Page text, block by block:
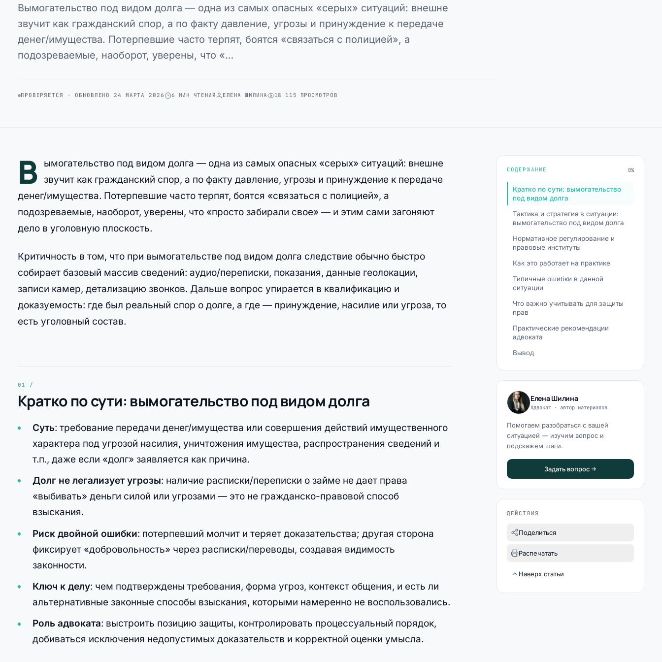
Вымогательство под видом долга — одна из самых опасных «серых» ситуаций: внешне
звучит как гражданский спор, а по факту давление, угрозы и принуждение к передаче
денег/имущества. Потерпевшие часто терпят, боятся «связаться с полицией», а
подозреваемые, наоборот, уверены, что «…
ПРОВЕРЯЕТСЯ · ОБНОВЛЕНО 24 МАРТА 2026 6 МИН ЧТЕНИЯ ЕЛЕНА ШИЛИНА 18 115 ПРОСМОТРОВ
В
ымогательство под видом долга — одна из самых опасных «серых» ситуаций: внешне
звучит как гражданский спор, а по факту давление, угрозы и принуждение к передаче
денег/имущества. Потерпевшие часто терпят, боятся «связаться с полицией», а
подозреваемые, наоборот, уверены, что «просто забирали свое» — и этим сами загоняют
дело в уголовную плоскость.
Критичность в том, что при вымогательстве под видом долга следствие обычно быстро
собирает базовый массив сведений: аудио/переписки, показания, данные геолокации,
записи камер, детализацию звонков. Дальше вопрос упирается в квалификацию и
доказуемость: где был реальный спор о долге, а где — принуждение, насилие или угроза, то
есть уголовный состав.
Кратко по сути: вымогательство под видом долга
Суть: требование передачи денег/имущества или совершения действий имущественного
характера под угрозой насилия, уничтожения имущества, распространения сведений и
т.п., даже если «долг» заявляется как причина.
Долг не легализует угрозы: наличие расписки/переписки о займе не дает права
«выбивать» деньги силой или угрозами — это не гражданско-правовой способ
взыскания.
Риск двойной ошибки: потерпевший молчит и теряет доказательства; другая сторона
фиксирует «добровольность» через расписки/переводы, создавая видимость
законности.
Ключ к делу: чем подтверждены требования, форма угроз, контекст общения, и есть ли
альтернативные законные способы взыскания, которыми намеренно не воспользовались.
Роль адвоката: выстроить позицию защиты, контролировать процессуальный порядок,
добиваться исключения недопустимых доказательств и корректной оценки умысла.
СОДЕРЖАНИЕ 0%
Кратко по сути: вымогательство
под видом долга
Тактика и стратегия в ситуации:
вымогательство под видом долга
Нормативное регулирование и
правовые институты
Как это работает на практике
Типичные ошибки в данной
ситуации
Что важно учитывать для защиты
прав
Практические рекомендации
адвоката
Вывод
Елена Шилина
Адвокат · автор материалов
Помогаем разобраться с вашей
ситуацией — изучим вопрос и
подскажем шаги.
Задать вопрос
ДЕЙСТВИЯ
Поделиться
Распечатать
Наверх статьи